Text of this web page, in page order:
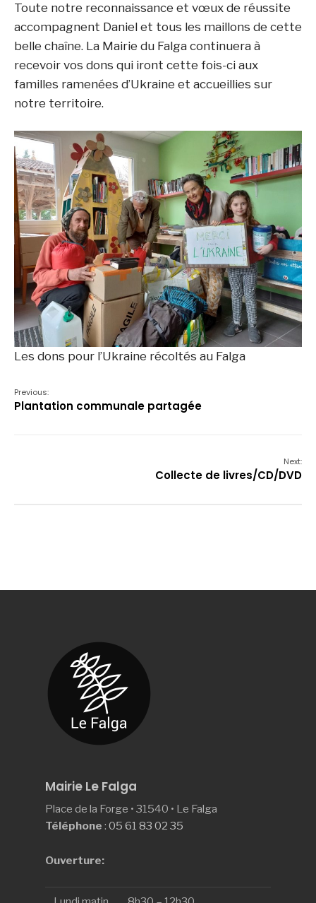
Toute notre reconnaissance et vœux de réussite
accompagnent Daniel et tous les maillons de cette
belle chaîne. La Mairie du Falga continuera à
recevoir vos dons qui iront cette fois-ci aux
familles ramenées d’Ukraine et accueillies sur
notre territoire.
Les dons pour l’Ukraine récoltés au Falga
Previous:
Plantation communale partagée
Next:
Collecte de livres/CD/DVD
Mairie Le Falga
Place de la Forge • 31540 • Le Falga
Téléphone : 05 61 83 02 35
Ouverture: